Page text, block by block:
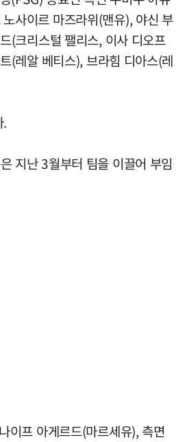
사이르 마즈라위(맨유), 야신 부
(크리스털 팰리스, 이사 디오프
(레알 베티스), 브라힘 디아스(레
.
지난 3월부터 팀을 이끌어 부임
이프 아게르드(마르세유), 측면